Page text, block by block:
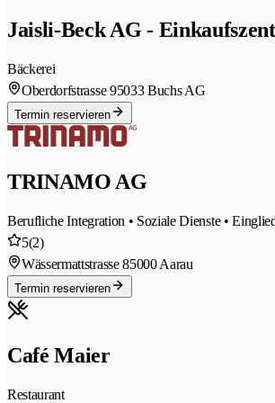
Jaisli-Beck AG -
Bäckerei
Oberdorfstrasse 95033 Buchs AG
Termin reservieren
TRINAMO AG
Berufliche Integration • Soziale Dienste •
5(2)
Wässermattstrasse 85000 Aarau
Termin reservieren
Café Maier
Restaurant